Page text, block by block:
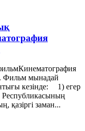
мынадай
кезінде: 1) егер
Республикасының
қазіргі заман...